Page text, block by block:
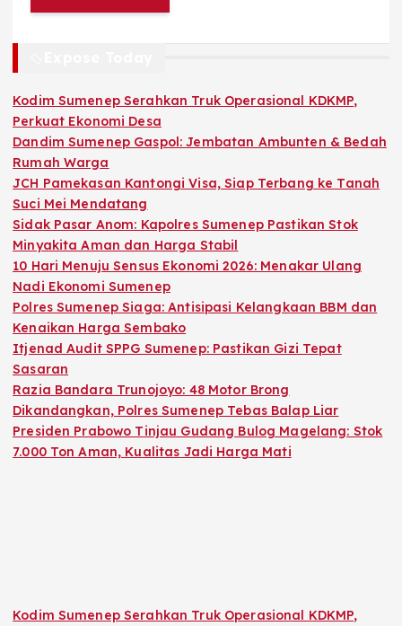
Kodim Sumenep Serahkan Truk Operasional KDKMP,
Perkuat Ekonomi Desa
Dandim Sumenep Gaspol: Jembatan Ambunten & Bedah
Rumah Warga
JCH Pamekasan Kantongi Visa, Siap Terbang ke Tanah
Suci Mei Mendatang
Sidak Pasar Anom: Kapolres Sumenep Pastikan Stok
Minyakita Aman dan Harga Stabil
10 Hari Menuju Sensus Ekonomi 2026: Menakar Ulang
Nadi Ekonomi Sumenep
Polres Sumenep Siaga: Antisipasi Kelangkaan BBM dan
Kenaikan Harga Sembako
Itjenad Audit SPPG Sumenep: Pastikan Gizi Tepat
Sasaran
Razia Bandara Trunojoyo: 48 Motor Brong
Dikandangkan, Polres Sumenep Tebas Balap Liar
Presiden Prabowo Tinjau Gudang Bulog Magelang: Stok
7.000 Ton Aman, Kualitas Jadi Harga Mati
Kodim Sumenep Serahkan Truk Operasional KDKMP,